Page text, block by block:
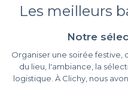
Les meilleurs
Notre
Organiser une soirée festive,
du lieu, l'ambiance, la
logistique. À Clichy, nous